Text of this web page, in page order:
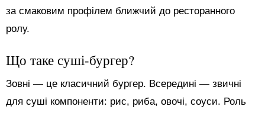
за смаковим профілем ближчий до ресторанного
ролу.
Що таке суші-бургер?
Зовні — це класичний бургер. Всередині — звичні
для суші компоненти: рис, риба, овочі, соуси. Роль